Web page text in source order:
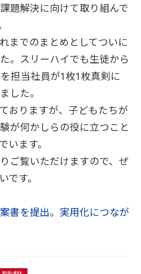
題解決に向けて取り組んで
までのまとめとしてついに
。スリーハイでも生徒から
担当社員が1枚1枚真剣に
した。
おりますが、子どもたちが
が何かしらの役に立つこと
います。
ご覧いただけますので、ぜ
です。
書を提出。実用化につなが